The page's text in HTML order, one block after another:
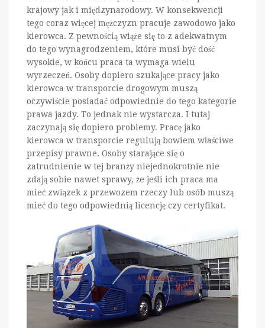
krajowy jak i międzynarodowy. W konsekwencji
tego coraz więcej mężczyzn pracuje zawodowo jako
kierowca. Z pewnością wiąże się to z adekwatnym
do tego wynagrodzeniem, które musi być dość
wysokie, w końcu praca ta wymaga wielu
wyrzeczeń. Osoby dopiero szukające pracy jako
kierowca w transporcie drogowym muszą
oczywiście posiadać odpowiednie do tego kategorie
prawa jazdy. To jednak nie wystarcza. I tutaj
zaczynają się dopiero problemy. Pracę jako
kierowca w transporcie regulują bowiem właściwe
przepisy prawne. Osoby starające się o
zatrudnienie w tej branży niejednokrotnie nie
zdają sobie nawet sprawy, że jeśli ich praca ma
mieć związek z przewozem rzeczy lub osób muszą
mieć do tego odpowiednią licencję czy certyfikat.